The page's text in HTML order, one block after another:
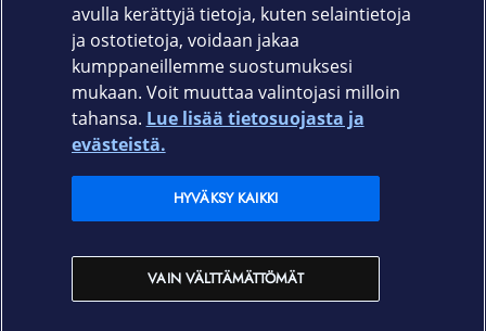
Elisa.fi
Elisan myymälät
avulla kerättyjä tietoja, kuten selaintietoja
ja ostotietoja, voidaan jakaa
kumppaneillemme suostumuksesi
mukaan. Voit muuttaa valintojasi milloin
tahansa. Lue lisää tietosuojasta ja
evästeistä.
VAIN VÄLTTÄMÄTTÖMÄT
HYVÄKSY KAIKKI